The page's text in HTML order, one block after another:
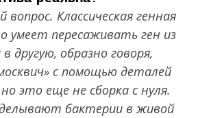
Классическая генная
умеет пересаживать ген из
другую, образно говоря,
с помощью деталей
это еще не сборка с нуля.
бактерии в живой